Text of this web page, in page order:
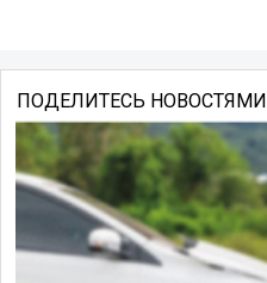
ПОДЕЛИТЕСЬ